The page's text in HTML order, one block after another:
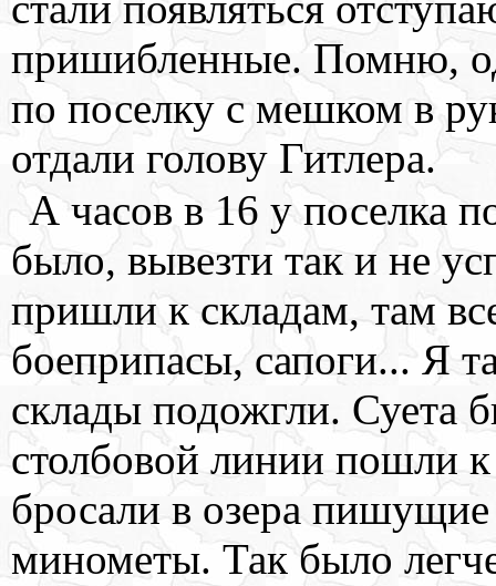
пришибленные. Помню,
по поселку с мешком в
отдали голову Гитлера.
А часов в 16 у поселка
было, вывезти так и не
пришли к складам, там
боеприпасы, сапоги... Я
склады подожгли. Суета
столбовой линии пошли
бросали в озера
минометы. Так было